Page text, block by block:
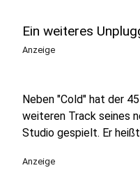
Ein weiteres
Anzeige
Neben "Cold" hat der
weiteren Track seines
Studio gespielt. Er
Anzeige